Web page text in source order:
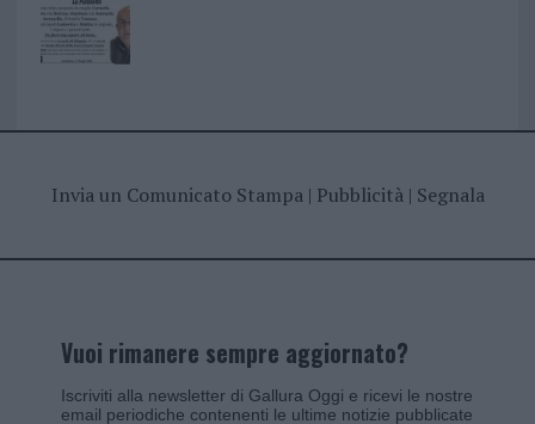
Invia un Comunicato Stampa| Pubblicità| Segnala
Vuoi rimanere sempre aggiornato?
Iscriviti alla newsletter di Gallura Oggi e ricevi le nostre
email periodiche contenenti le ultime notizie pubblicate